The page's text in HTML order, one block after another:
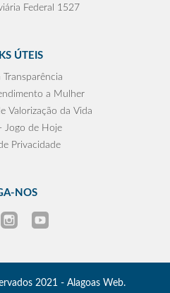
Federal 1527
ÚTEIS
Transparência
a Mulher
Valorização da Vida
Jogo de Hoje
Privacidade
NOS
2021 - Alagoas Web.